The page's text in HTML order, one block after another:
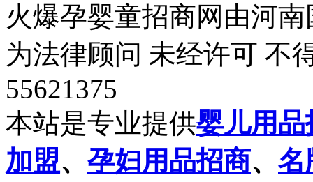
火爆孕婴童招商网由河
为法律顾问 未经许可 不
55621375
本站是专业提供婴儿用品
加盟、 孕妇用品招商、 名